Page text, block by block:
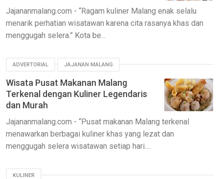
Jajananmalang.com - “Ragam kuliner Malang enak selalu
menarik perhatian wisatawan karena cita rasanya khas dan
menggugah selera.” Kota be...
ADVERTORIAL JAJANAN MALANG
Wisata Pusat Makanan Malang
Terkenal dengan Kuliner Legendaris
dan Murah
Jajananmalang.com - “Pusat makanan Malang terkenal
menawarkan berbagai kuliner khas yang lezat dan
menggugah selera wisatawan setiap hari....
KULINER